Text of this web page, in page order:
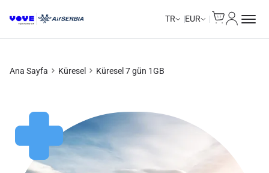
TR EUR
Ana Sayfa Küresel Küresel 7 gün 1GB